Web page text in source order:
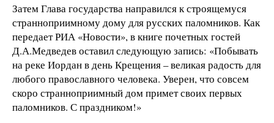
Затем Глава государства направился к строящемуся
странноприимному дому для русских паломников. Как
передает РИА «Новости», в книге почетных гостей
Д.А.Медведев оставил следующую запись: «Побывать
на реке Иордан в день Крещения – великая радость для
любого православного человека. Уверен, что совсем
скоро странноприимный дом примет своих первых
паломников. С праздником!»